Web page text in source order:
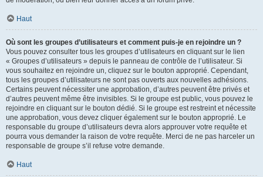
Haut
Où sont les groupes d’utilisateurs et comment puis-je en rejoindre un ?
Vous pouvez consulter tous les groupes d’utilisateurs en cliquant sur le lien
« Groupes d’utilisateurs » depuis le panneau de contrôle de l’utilisateur. Si
vous souhaitez en rejoindre un, cliquez sur le bouton approprié. Cependant,
tous les groupes d’utilisateurs ne sont pas ouverts aux nouvelles adhésions.
Certains peuvent nécessiter une approbation, d’autres peuvent être privés et
d’autres peuvent même être invisibles. Si le groupe est public, vous pouvez le
rejoindre en cliquant sur le bouton dédié. Si le groupe est restreint et nécessite
une approbation, vous devez cliquer également sur le bouton approprié. Le
responsable du groupe d’utilisateurs devra alors approuver votre requête et
pourra vous demander la raison de votre requête. Merci de ne pas harceler un
responsable de groupe s’il refuse votre demande.
Haut